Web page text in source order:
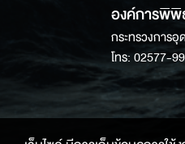
องค์การพิ
กระทรวงการ
โทร: 02577-